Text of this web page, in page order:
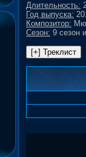
Длительность:
Год выпуска:
Композитор:
Сезон: 9 сезон